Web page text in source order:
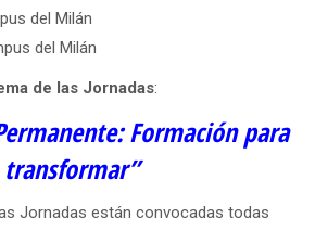
del Milán
del Milán
de las Jornadas:
Formación para
transformar”
Jornadas están convocadas todas